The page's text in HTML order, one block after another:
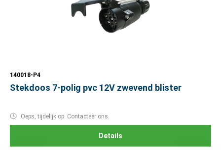
140018-P4
Stekdoos 7-polig pvc 12V zwevend blister
Oeps, tijdelijk op. Contacteer ons.
Details